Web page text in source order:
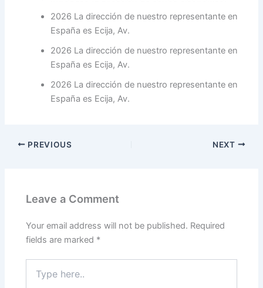
2026 La dirección de nuestro representante en
España es Ecija, Av.
2026 La dirección de nuestro representante en
España es Ecija, Av.
2026 La dirección de nuestro representante en
España es Ecija, Av.
PREVIOUS NEXT
Leave a Comment
Your email address will not be published. Required
fields are marked *
here..